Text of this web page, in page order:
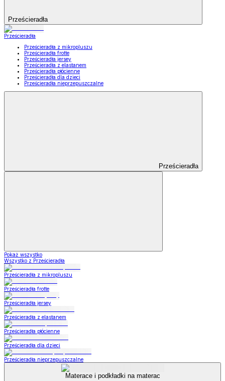
Prześcieradła
Prześcieradła
Prześcieradła z mikropluszu
Prześcieradła frotte
Prześcieradła jersey
Prześcieradła z elastanem
Prześcieradła płócienne
Prześcieradła dla dzieci
Prześcieradła nieprzepuszczalne
Prześcieradła
Pokaż wszystko
Wszystko z Prześcieradła
Prześcieradła z mikropluszu
Prześcieradła frotte
Prześcieradła jersey
Prześcieradła z elastanem
Prześcieradła płócienne
Prześcieradła dla dzieci
Prześcieradła nieprzepuszczalne
Materace i podkładki na materac